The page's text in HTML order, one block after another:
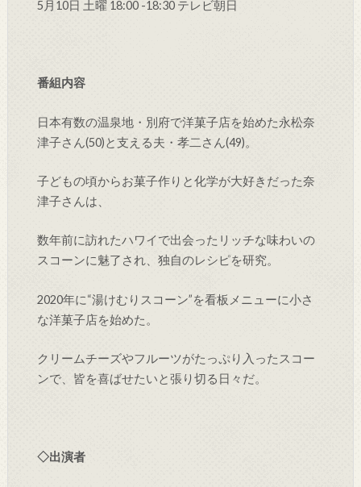
5月10日 土曜 18:00 -18:30 テレビ朝日
番組内容
日本有数の温泉地・別府で洋菓子店を始めた永松奈
津子さん(50)と支える夫・孝二さん(49)。
子どもの頃からお菓子作りと化学が大好きだった奈
津子さんは、
数年前に訪れたハワイで出会ったリッチな味わいの
スコーンに魅了され、独自のレシピを研究。
2020年に“湯けむりスコーン”を看板メニューに小さ
な洋菓子店を始めた。
クリームチーズやフルーツがたっぷり入ったスコー
ンで、皆を喜ばせたいと張り切る日々だ。
◇出演者